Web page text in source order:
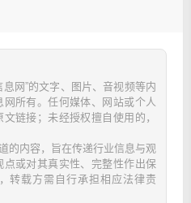
网”的文字、图片、音视频等内
所有。任何媒体、网站或个人
链接；未经授权擅自使用的，
的内容，旨在传递行业信息与观
点或对其真实性、完整性作出保
转载方需自行承担相应法律责